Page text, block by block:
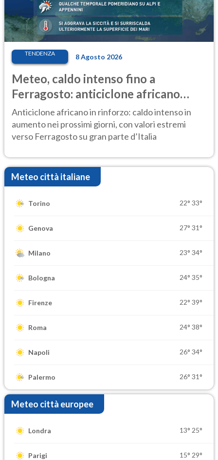
TENDENZA 8 Agosto 2026
Meteo, caldo intenso fino a
Ferragosto: anticiclone africano
ancora protagonista
Anticiclone africano in rinforzo: caldo intenso in
aumento nei prossimi giorni, con valori estremi
verso Ferragosto su gran parte d’Italia
Meteo città italiane
Torino 22° 33°
Genova 27° 31°
Milano 23° 34°
Bologna 24° 35°
Firenze 22° 39°
Roma 24° 38°
Napoli 26° 34°
Palermo 26° 31°
Meteo città europee
Londra 13° 25°
Parigi 15° 29°